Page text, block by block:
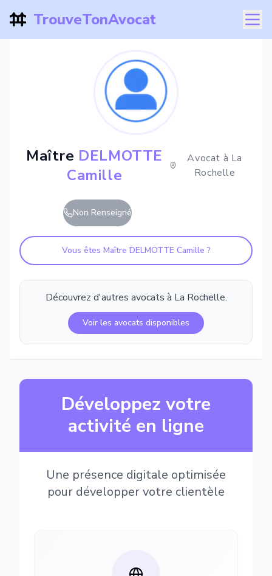
TrouveTonAvocat
Maître DELMOTTE
Camille
Avocat à La
Rochelle
Non Renseigné
Vous êtes Maître DELMOTTE Camille ?
Découvrez d'autres avocats à La Rochelle.
Voir les avocats disponibles
Développez votre
activité en ligne
Une présence digitale optimisée
pour développer votre clientèle